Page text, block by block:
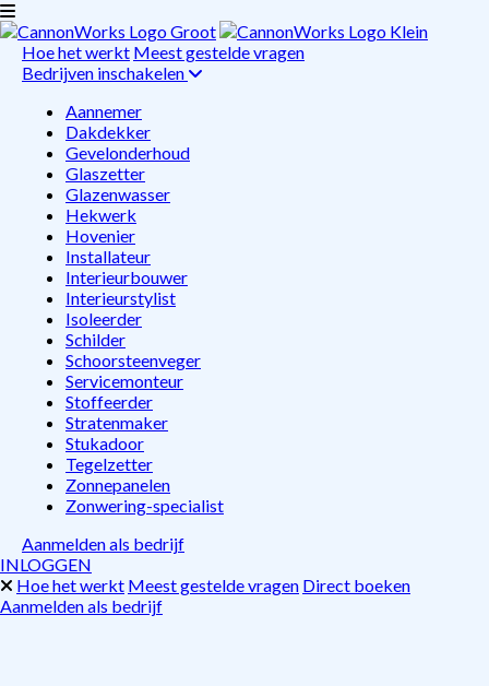
Hoe het werkt Meest gestelde vragen
Bedrijven inschakelen
Aannemer
Dakdekker
Gevelonderhoud
Glaszetter
Glazenwasser
Hekwerk
Hovenier
Installateur
Interieurbouwer
Interieurstylist
Isoleerder
Schilder
Schoorsteenveger
Servicemonteur
Stoffeerder
Stratenmaker
Stukadoor
Tegelzetter
Zonnepanelen
Zonwering-specialist
Aanmelden als bedrijf
INLOGGEN
Hoe het werkt Meest gestelde vragen Direct boeken
Aanmelden als bedrijf